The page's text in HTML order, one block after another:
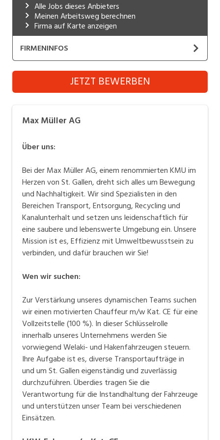
Industrie, Maschinenbau, Anlagenbau,
Produktion
Kaufm. Berufe, Kundendienst, Verwaltung
Körperpflege, Wellness
Mechanik, Elektronik, Optik, Textil (Fertigung)
Medizin, Gesundheitswesen, Pflege
Aussendienst
Sicherheit, Rettung, Polizei, Zoll
Alle Jobs dieses Anbieters
Meinen Arbeitsweg berechnen
Firma auf Karte anzeigen
FIRMENINFOS
Max Müller AG
Wir sind ein Unternehmen im Bereich Transport,
St.Gallen.
JETZT BEWERBEN
Max Müller AG
Über uns:
Bei der Max Müller AG, einem renommierten KMU im
Herzen von St. Gallen, dreht sich alles um Bewegung
und Nachhaltigkeit. Wir sind Spezialisten in den
Bereichen Transport, Entsorgung, Recycling und
Kanalunterhalt und setzen uns leidenschaftlich für
eine saubere und lebenswerte Umgebung ein. Unsere
Mission ist es, Effizienz mit Umweltbewusstsein zu
verbinden, und dafür brauchen wir Sie!
Wen wir suchen:
Zur Verstärkung unseres dynamischen Teams suchen
wir einen motivierten Chauffeur m/w Kat. CE für eine
Vollzeitstelle (100 %). In dieser Schlüsselrolle
innerhalb unseres Unternehmens werden Sie
vorwiegend Welaki- und Hakenfahrzeugen steuern.
Ihre Aufgabe ist es, diverse Transportaufträge in
und um St. Gallen eigenständig und zuverlässig
durchzuführen. Überdies tragen Sie die
Verantwortung für die Instandhaltung der Fahrzeuge
und unterstützen unser Team bei verschiedenen
Einsätzen.